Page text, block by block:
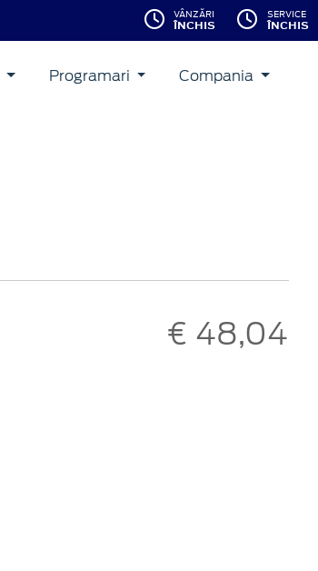
VÂNZĂRI
ÎNCHIS
SERVICE
ÎNCHIS
Programari Compania
€ 48,04